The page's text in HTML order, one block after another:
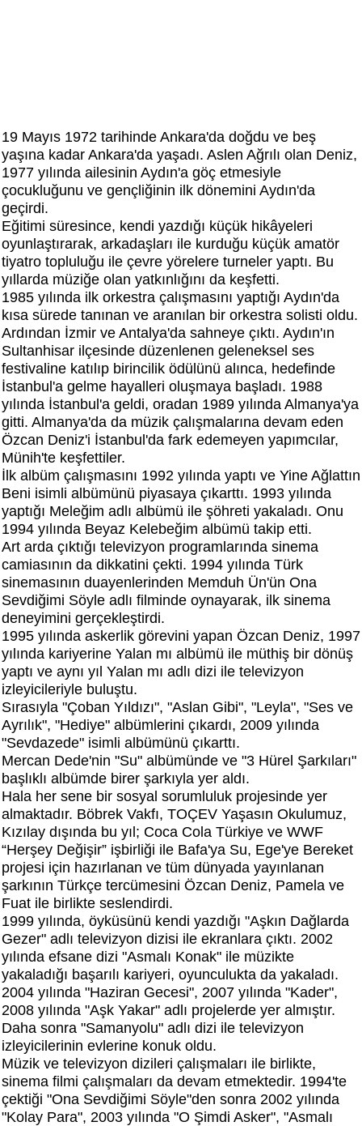
19 Mayıs 1972 tarihinde Ankara'da doğdu ve beş
yaşına kadar Ankara'da yaşadı. Aslen Ağrılı olan Deniz,
1977 yılında ailesinin Aydın'a göç etmesiyle
çocukluğunu ve gençliğinin ilk dönemini Aydın'da
geçirdi.
Eğitimi süresince, kendi yazdığı küçük hikâyeleri
oyunlaştırarak, arkadaşları ile kurduğu küçük amatör
tiyatro topluluğu ile çevre yörelere turneler yaptı. Bu
yıllarda müziğe olan yatkınlığını da keşfetti.
1985 yılında ilk orkestra çalışmasını yaptığı Aydın'da
kısa sürede tanınan ve aranılan bir orkestra solisti oldu.
Ardından İzmir ve Antalya'da sahneye çıktı. Aydın'ın
Sultanhisar ilçesinde düzenlenen geleneksel ses
festivaline katılıp birincilik ödülünü alınca, hedefinde
İstanbul'a gelme hayalleri oluşmaya başladı. 1988
yılında İstanbul'a geldi, oradan 1989 yılında Almanya'ya
gitti. Almanya'da da müzik çalışmalarına devam eden
Özcan Deniz'i İstanbul'da fark edemeyen yapımcılar,
Münih'te keşfettiler.
İlk albüm çalışmasını 1992 yılında yaptı ve Yine Ağlattın
Beni isimli albümünü piyasaya çıkarttı. 1993 yılında
yaptığı Meleğim adlı albümü ile şöhreti yakaladı. Onu
1994 yılında Beyaz Kelebeğim albümü takip etti.
Art arda çıktığı televizyon programlarında sinema
camiasının da dikkatini çekti. 1994 yılında Türk
sinemasının duayenlerinden Memduh Ün'ün Ona
Sevdiğimi Söyle adlı filminde oynayarak, ilk sinema
deneyimini gerçekleştirdi.
1995 yılında askerlik görevini yapan Özcan Deniz, 1997
yılında kariyerine Yalan mı albümü ile müthiş bir dönüş
yaptı ve aynı yıl Yalan mı adlı dizi ile televizyon
izleyicileriyle buluştu.
Sırasıyla "Çoban Yıldızı", "Aslan Gibi", "Leyla", "Ses ve
Ayrılık", "Hediye" albümlerini çıkardı, 2009 yılında
"Sevdazede" isimli albümünü çıkarttı.
Mercan Dede'nin "Su" albümünde ve "3 Hürel Şarkıları"
başlıklı albümde birer şarkıyla yer aldı.
Hala her sene bir sosyal sorumluluk projesinde yer
almaktadır. Böbrek Vakfı, TOÇEV Yaşasın Okulumuz,
Kızılay dışında bu yıl; Coca Cola Türkiye ve WWF
“Herşey Değişir” işbirliği ile Bafa'ya Su, Ege'ye Bereket
projesi için hazırlanan ve tüm dünyada yayınlanan
şarkının Türkçe tercümesini Özcan Deniz, Pamela ve
Fuat ile birlikte seslendirdi.
1999 yılında, öyküsünü kendi yazdığı "Aşkın Dağlarda
Gezer" adlı televizyon dizisi ile ekranlara çıktı. 2002
yılında efsane dizi "Asmalı Konak" ile müzikte
yakaladığı başarılı kariyeri, oyunculukta da yakaladı.
2004 yılında "Haziran Gecesi", 2007 yılında "Kader",
2008 yılında "Aşk Yakar" adlı projelerde yer almıştır.
Daha sonra "Samanyolu" adlı dizi ile televizyon
izleyicilerinin evlerine konuk oldu.
Müzik ve televizyon dizileri çalışmaları ile birlikte,
sinema filmi çalışmaları da devam etmektedir. 1994'te
çektiği "Ona Sevdiğimi Söyle"den sonra 2002 yılında
"Kolay Para", 2003 yılında "O Şimdi Asker", "Asmalı